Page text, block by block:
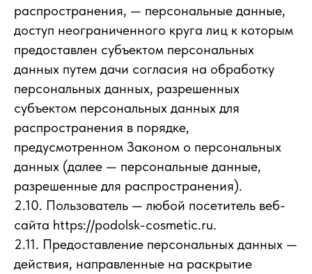
распространения, — персональные данные,
доступ неограниченного круга лиц к которым
предоставлен субъектом персональных
данных путем дачи согласия на обработку
персональных данных, разрешенных
субъектом персональных данных для
распространения в порядке,
предусмотренном Законом о персональных
данных (далее — персональные данные,
разрешенные для распространения).
2.10. Пользователь — любой посетитель веб-
сайта https://podolsk-cosmetic.ru.
2.11. Предоставление персональных данных —
действия, направленные на раскрытие